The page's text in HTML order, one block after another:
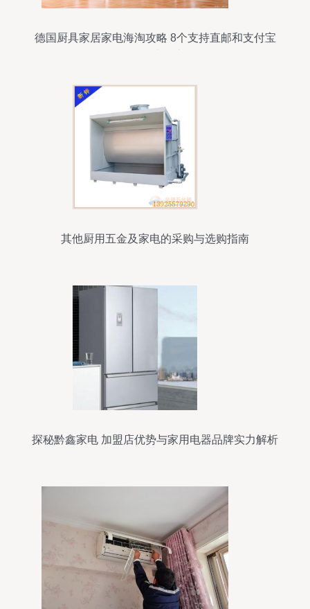
德国厨具家居家电海淘攻略 8个支持直邮和支付宝
其他厨用五金及家电的采购与选购指南
探秘黔鑫家电 加盟店优势与家用电器品牌实力解析